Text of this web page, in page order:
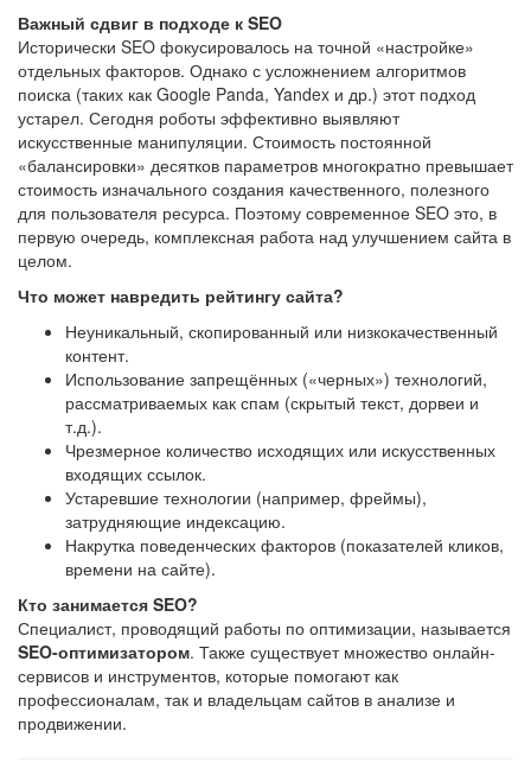
Важный сдвиг в подходе к SEO
Исторически SEO фокусировалось на точной «настройке»
отдельных факторов. Однако с усложнением алгоритмов
поиска (таких как Google Panda, Yandex и др.) этот подход
устарел. Сегодня роботы эффективно выявляют
искусственные манипуляции. Стоимость постоянной
«балансировки» десятков параметров многократно превышает
стоимость изначального создания качественного, полезного
для пользователя ресурса. Поэтому современное SEO это, в
первую очередь, комплексная работа над улучшением сайта в
целом.
Что может навредить рейтингу сайта?
Неуникальный, скопированный или низкокачественный
контент.
Использование запрещённых («черных») технологий,
рассматриваемых как спам (скрытый текст, дорвеи и
т.д.).
Чрезмерное количество исходящих или искусственных
входящих ссылок.
Устаревшие технологии (например, фреймы),
затрудняющие индексацию.
Накрутка поведенческих факторов (показателей кликов,
времени на сайте).
Кто занимается SEO?
Специалист, проводящий работы по оптимизации, называется
SEO-оптимизатором. Также существует множество онлайн-
сервисов и инструментов, которые помогают как
профессионалам, так и владельцам сайтов в анализе и
продвижении.